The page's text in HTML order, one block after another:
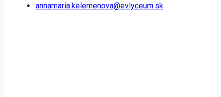
annamaria.kelemenova@evlyceum.sk